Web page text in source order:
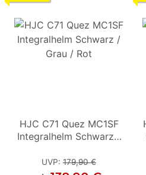
HJC C71 Quez MC1SF
Integralhelm Schwarz /
UVP: 179,90 €